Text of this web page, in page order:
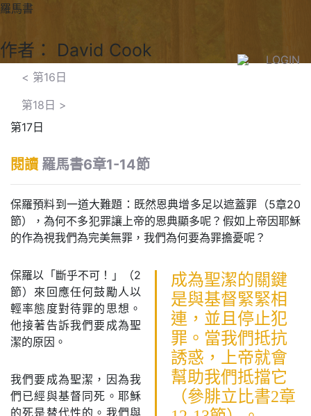
LOGIN
羅馬書
作者： David Cook
< 第16日
第18日 >
第17日
閱讀 羅馬書6章1-14節
保羅預料到一道大難題：既然恩典增多足以遮蓋罪（5章20
節），為何不多犯罪讓上帝的恩典顯多呢？假如上帝因耶穌
的作為視我們為完美無罪，我們為何要為罪擔憂呢？
成為聖潔的關鍵
是與基督緊緊相
連，並且停止犯
罪。當我們抵抗
誘惑，上帝就會
幫助我們抵擋它
（參腓立比書2章
保羅以「斷乎不可！」（2
節）來回應任何鼓勵人以
輕率態度對待罪的思想。
他接著告訴我們要成為聖
潔的原因。
我們要成為聖潔，因為我
們已經與基督同死。耶穌
的死是替代性的。我們與